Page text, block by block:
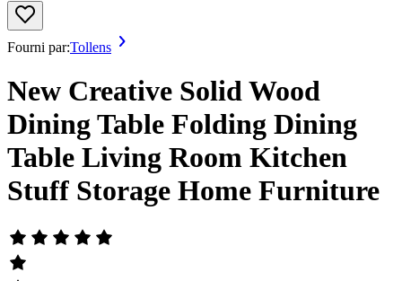
Fourni par:Tollens
New Creative Solid Wood
Dining Table Folding Dining
Table Living Room Kitchen
Stuff Storage Home Furniture